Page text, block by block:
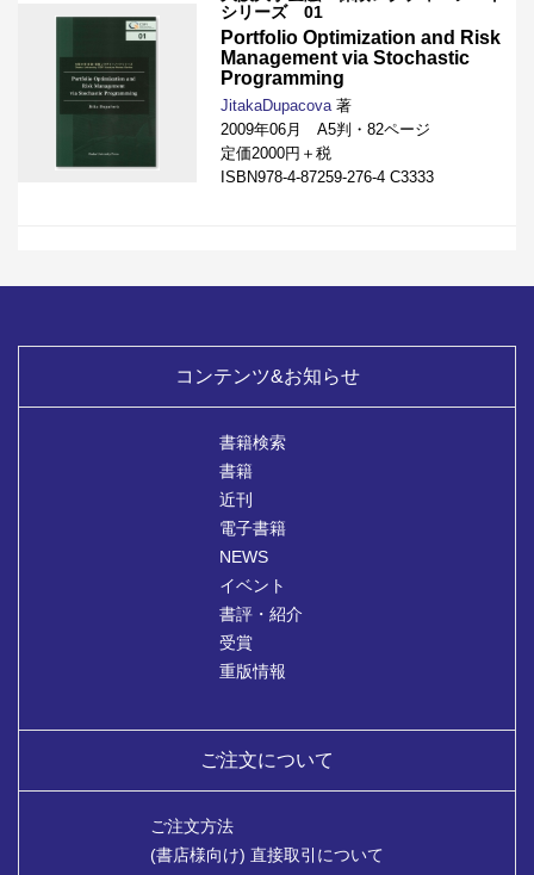
シリーズ 01
Portfolio Optimization and Risk
Management via Stochastic
Programming
JitakaDupacova 著
2009年06月 A5判・82ページ
定価2000円＋税
ISBN978-4-87259-276-4 C3333
コンテンツ&お知らせ
書籍検索
書籍
近刊
電子書籍
NEWS
イベント
書評・紹介
受賞
重版情報
ご注文について
ご注文方法
(書店様向け) 直接取引について